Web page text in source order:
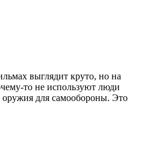
выглядит круто, но на
то не используют люди
оружия для самообороны. Это